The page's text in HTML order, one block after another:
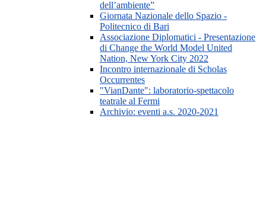
dell’ambiente”
Giornata Nazionale dello Spazio -
Politecnico di Bari
Associazione Diplomatici - Presentazione
di Change the World Model United
Nation, New York City 2022
Incontro internazionale di Scholas
Occurrentes
"VianDante": laboratorio-spettacolo
teatrale al Fermi
Archivio: eventi a.s. 2020-2021